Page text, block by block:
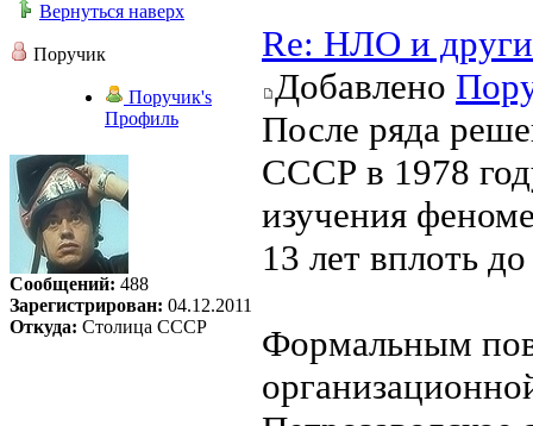
Вернуться наверх
Поручик
Поручик's
Профиль
Сообщений: 488
Зарегистрирован: 04.12.2011
Откуда: Столица СССР
Re: НЛО и
Добавлено
После ряда
СССР в 1978
изучения
13 лет вплоть
Формальным